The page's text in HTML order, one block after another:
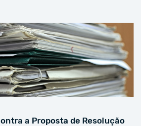
a Proposta de Resolução